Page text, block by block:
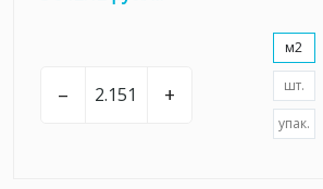
– +
м2
шт.
упак.